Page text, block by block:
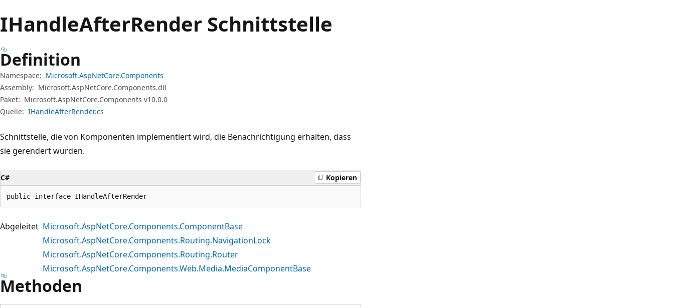
IHandleAfterRender Schnittstelle
Definition
Namespace: Microsoft.AspNetCore.Components
Assembly: Microsoft.AspNetCore.Components.dll
Paket: Microsoft.AspNetCore.Components v10.0.0
Quelle: IHandleAfterRender.cs
Schnittstelle, die von Komponenten implementiert wird, die Benachrichtigung erhalten, dass
sie gerendert wurden.
C# Kopieren
public interface IHandleAfterRender
Abgeleitet Microsoft.AspNetCore.Components.ComponentBase
Microsoft.AspNetCore.Components.Routing.NavigationLock
Microsoft.AspNetCore.Components.Routing.Router
Microsoft.AspNetCore.Components.Web.Media.MediaComponentBase
Methoden